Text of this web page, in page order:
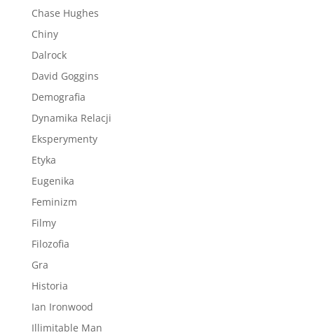
Chase Hughes
Chiny
Dalrock
David Goggins
Demografia
Dynamika Relacji
Eksperymenty
Etyka
Eugenika
Feminizm
Filmy
Filozofia
Gra
Historia
Ian Ironwood
Illimitable Man